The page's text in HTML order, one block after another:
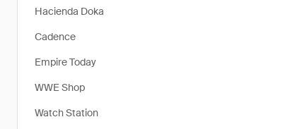
Hacienda Doka
Cadence
Empire Today
WWE Shop
Watch Station